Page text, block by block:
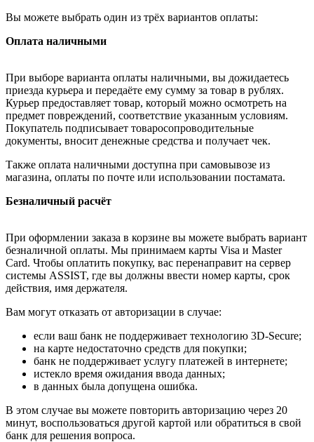
Вы можете выбрать один из трёх вариантов оплаты:
Оплата наличными
При выборе варианта оплаты наличными, вы дожидаетесь
приезда курьера и передаёте ему сумму за товар в рублях.
Курьер предоставляет товар, который можно осмотреть на
предмет повреждений, соответствие указанным условиям.
Покупатель подписывает товаросопроводительные
документы, вносит денежные средства и получает чек.
Также оплата наличными доступна при самовывозе из
магазина, оплаты по почте или использовании постамата.
Безналичный расчёт
При оформлении заказа в корзине вы можете выбрать вариант
безналичной оплаты. Мы принимаем карты Visa и Master
Card. Чтобы оплатить покупку, вас перенаправит на сервер
системы ASSIST, где вы должны ввести номер карты, срок
действия, имя держателя.
Вам могут отказать от авторизации в случае:
если ваш банк не поддерживает технологию 3D-Secure;
на карте недостаточно средств для покупки;
банк не поддерживает услугу платежей в интернете;
истекло время ожидания ввода данных;
в данных была допущена ошибка.
В этом случае вы можете повторить авторизацию через 20
минут, воспользоваться другой картой или обратиться в свой
банк для решения вопроса.